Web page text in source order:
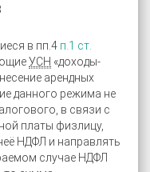
в пп.4 п.1 ст.
УСН «доходы-
арендных
данного режима не
в связи с
платы физлицу,
НДФЛ и направлять
случае НДФЛ